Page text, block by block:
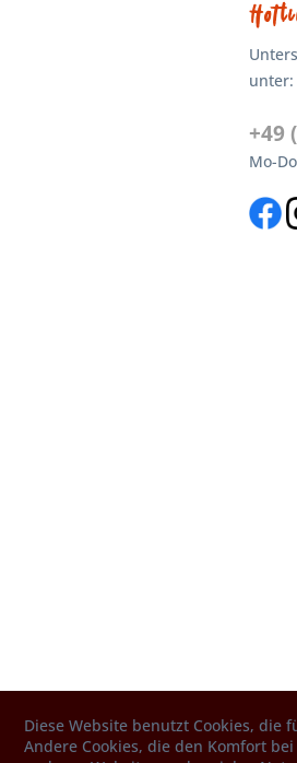
unter:
+49
Mo-
Diese Website benutzt Cookies,
Andere Cookies, die den Komfort